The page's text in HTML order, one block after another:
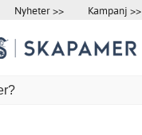
Nyheter >> Kampanj >>